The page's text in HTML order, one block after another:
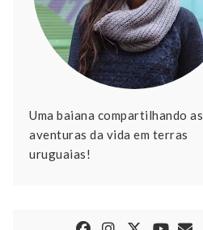
Uma baiana compartilhando as
aventuras da vida em terras
uruguaias!